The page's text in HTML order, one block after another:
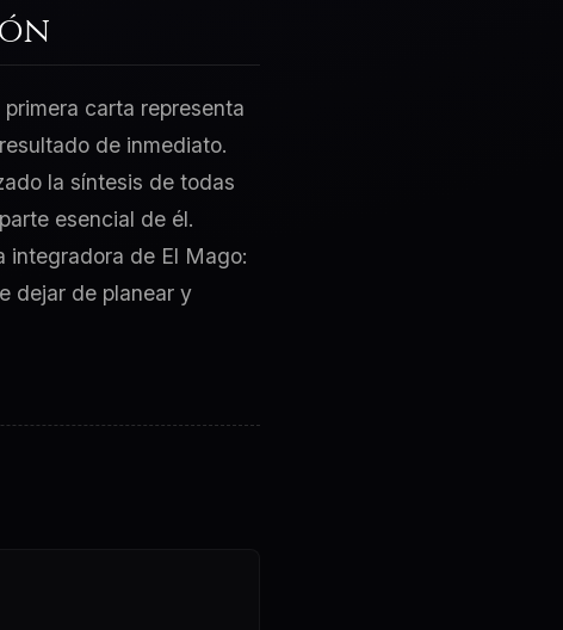
carta representa
de inmediato.
la síntesis de todas
esencial de él.
integradora de El Mago:
dejar de planear y